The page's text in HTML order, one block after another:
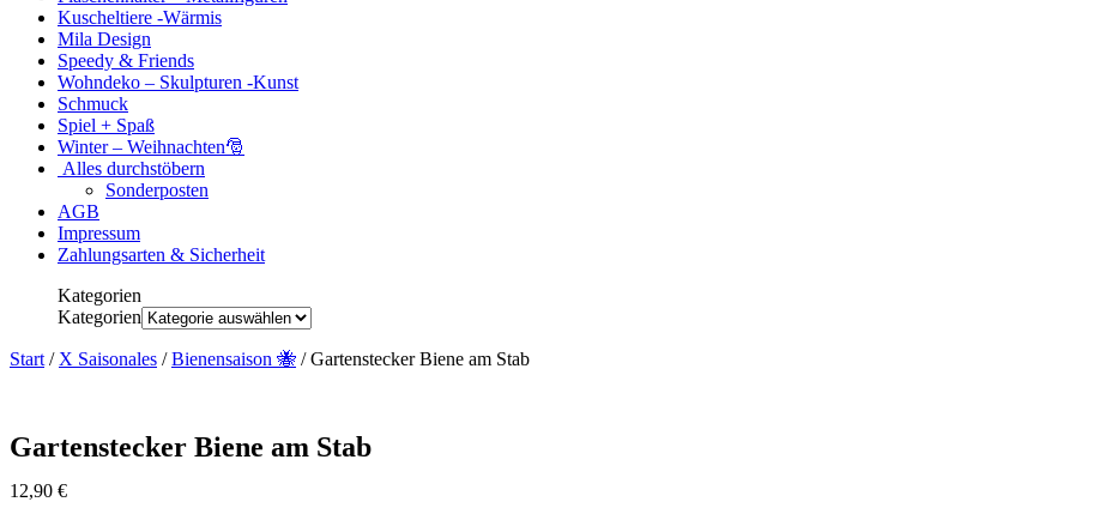
Kuscheltiere -Wärmis
Mila Design
Speedy & Friends
Wohndeko – Skulpturen -Kunst
Schmuck
Spiel + Spaß
Winter – Weihnachten🎅
Alles durchstöbern
Sonderposten
AGB
Impressum
Zahlungsarten & Sicherheit
Kategorien
Kategorien
Start / X Saisonales /Bienensaison 🐝 / Gartenstecker Biene am Stab
Gartenstecker Biene am Stab
12,90 €